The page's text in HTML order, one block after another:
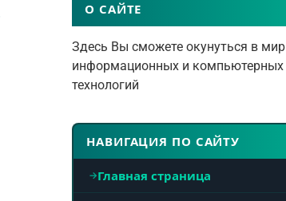
О САЙТЕ
Здесь Вы сможете окунуться в мир
информационных и компьютерных
технологий
НАВИГАЦИЯ ПО САЙТУ
Главная страница